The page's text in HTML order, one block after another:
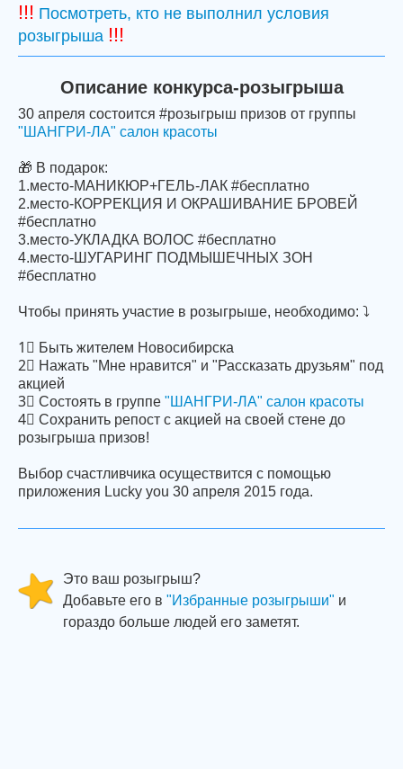
!!! Посмотреть, кто не выполнил условия
розыгрыша !!!
Описание конкурса-розыгрыша
30 апреля состоится #розыгрыш призов от группы
"ШАНГРИ-ЛА" салон красоты
🎁 В подарок:
1.место-МАНИКЮР+ГЕЛЬ-ЛАК #бесплатно
2.место-КОРРЕКЦИЯ И ОКРАШИВАНИЕ БРОВЕЙ
#бесплатно
3.место-УКЛАДКА ВОЛОС #бесплатно
4.место-ШУГАРИНГ ПОДМЫШЕЧНЫХ ЗОН
#бесплатно
Чтобы принять участие в розыгрыше, необходимо: ⤵
1⃣ Быть жителем Новосибирска
2⃣ Нажать "Мне нравится" и "Рассказать друзьям" под
акцией
3⃣ Состоять в группе "ШАНГРИ-ЛА" салон красоты
4⃣ Cохранить репост с акцией на своей стене до
розыгрыша призов!
Выбор счастливчика осуществится с помощью
приложения Lucky you 30 апреля 2015 года.
Это ваш розыгрыш?
Добавьте его в "Избранные розыгрыши" и
гораздо больше людей его заметят.